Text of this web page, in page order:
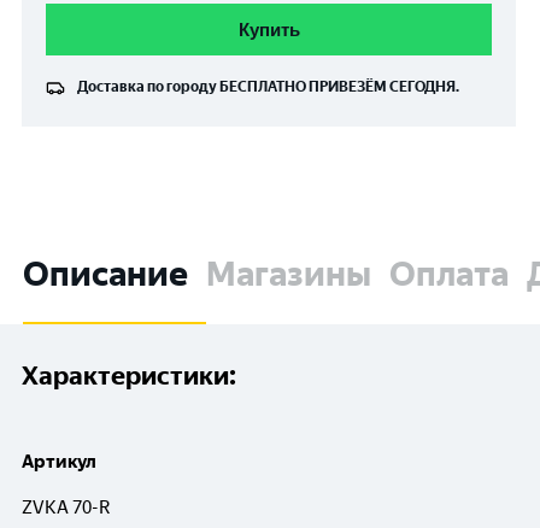
Купить
Доставка по городу БЕСПЛАТНО ПРИВЕЗЁМ СЕГОДНЯ.
Описание Магазины Оплата
Характеристики:
Артикул
ZVKА 70-R